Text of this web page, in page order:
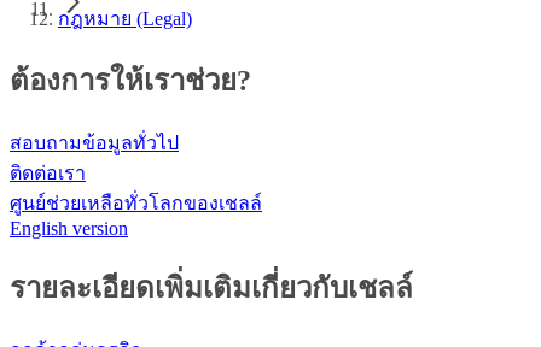
กฎหมาย (Legal)
ต้องการให้เราช่วย?
สอบถามข้อมูลทั่วไป
ติดต่อเรา
ศูนย์ช่วยเหลือทั่วโลกของเชลล์
English version
รายละเอียดเพิ่มเติมเกี่ยวกับเชลล์